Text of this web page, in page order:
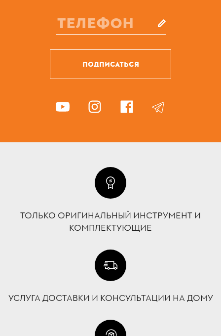
ПОДПИСАТЬСЯ
ТОЛЬКО ОРИГИНАЛЬНЫЙ ИНСТРУМЕНТ И
КОМПЛЕКТУЮЩИЕ
УСЛУГА ДОСТАВКИ И КОНСУЛЬТАЦИИ НА ДОМУ